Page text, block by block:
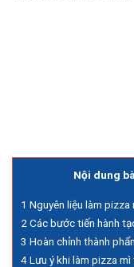
Nội dung
1 Nguyên liệu làm pizza
2 Các bước tiến hành
3 Hoàn chỉnh thành
4Lưu ý khi làm pizza mì